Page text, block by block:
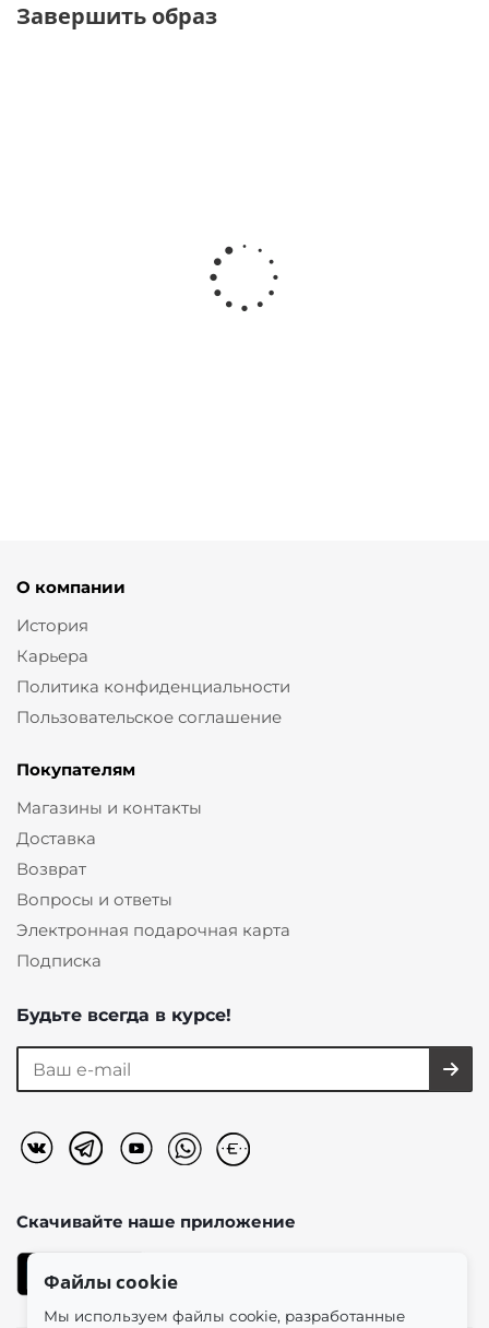
Завершить образ
О компании
История
Карьера
Политика конфиденциальности
Пользовательское соглашение
Покупателям
Магазины и контакты
Доставка
Возврат
Вопросы и ответы
Электронная подарочная карта
Подписка
Будьте всегда в курсе!
Скачивайте наше приложение
Файлы cookie
Мы используем файлы cookie, разработанные